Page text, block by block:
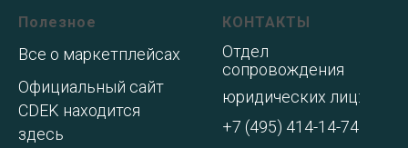
Полезное
Все о маркетплейсах
Официальный сайт
CDEK находится
здесь
КОНТАКТЫ
Отдел
сопровождения
юридических лиц:
+7 (495) 414-14-74